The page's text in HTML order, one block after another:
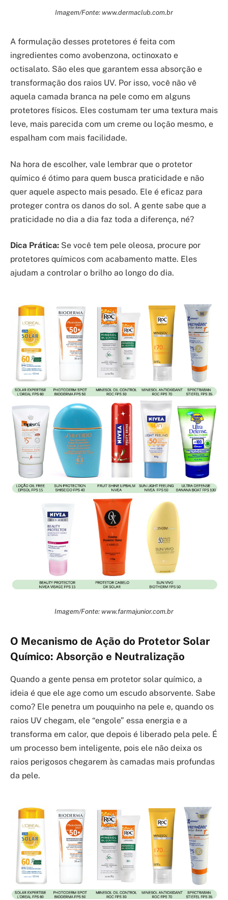
Imagem/Fonte: www.dermaclub.com.br
A formulação desses protetores é feita com
ingredientes como avobenzona, octinoxato e
octisalato. São eles que garantem essa absorção e
transformação dos raios UV. Por isso, você não vê
aquela camada branca na pele como em alguns
protetores físicos. Eles costumam ter uma textura mais
leve, mais parecida com um creme ou loção mesmo, e
espalham com mais facilidade.
Na hora de escolher, vale lembrar que o protetor
químico é ótimo para quem busca praticidade e não
quer aquele aspecto mais pesado. Ele é eficaz para
proteger contra os danos do sol. A gente sabe que a
praticidade no dia a dia faz toda a diferença, né?
Dica Prática: Se você tem pele oleosa, procure por
protetores químicos com acabamento matte. Eles
ajudam a controlar o brilho ao longo do dia.
Imagem/Fonte: www.farmajunior.com.br
O Mecanismo de Ação do Protetor Solar
Químico: Absorção e Neutralização
Quando a gente pensa em protetor solar químico, a
ideia é que ele age como um escudo absorvente. Sabe
como? Ele penetra um pouquinho na pele e, quando os
raios UV chegam, ele “engole” essa energia e a
transforma em calor, que depois é liberado pela pele. É
um processo bem inteligente, pois ele não deixa os
raios perigosos chegarem às camadas mais profundas
da pele.